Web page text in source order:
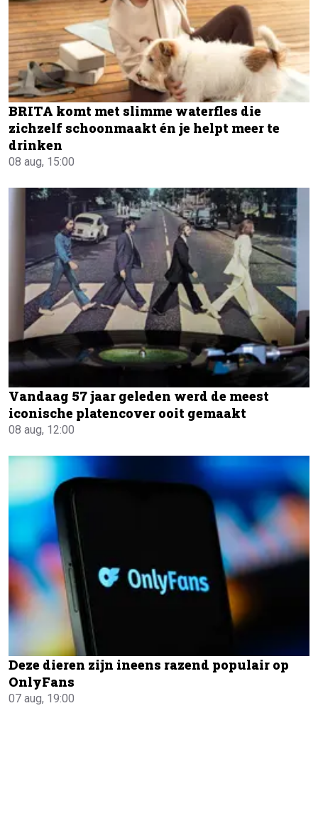
BRITA komt met slimme waterfles die
zichzelf schoonmaakt én je helpt meer te
drinken
08 aug, 15:00
Vandaag 57 jaar geleden werd de meest
iconische platencover ooit gemaakt
08 aug, 12:00
Deze dieren zijn ineens razend populair op
OnlyFans
07 aug, 19:00